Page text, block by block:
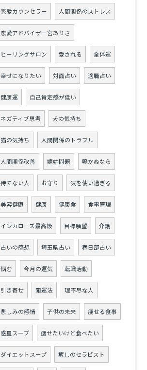
恋愛カウンセラー 人間関係のストレス
恋愛アドバイザー宮ありさ
ヒーリングサロン 愛される 全体運
幸せになりたい 対面占い 適職占い
健康運 自己肯定感が低い
ネガティブ思考 犬の気持ち
猫の気持ち 人間関係のトラブル
人間関係改善 嫁姑問題 鳴かぬなら
待てない人 お守り 気を使い過ぎる
美容健康 健康 健康食 食事管理
インカローズ最高級 目標願望 介護
占いの感想 埼玉県占い 春日部占い
悩む 今月の運気 転職活動
引き寄せ 開運法 理不尽な人
悲しみの感情 子供の未来 痩せる食事
惑星スープ 痩せたいけど食べたい
ダイエットスープ 癒しのセラピスト